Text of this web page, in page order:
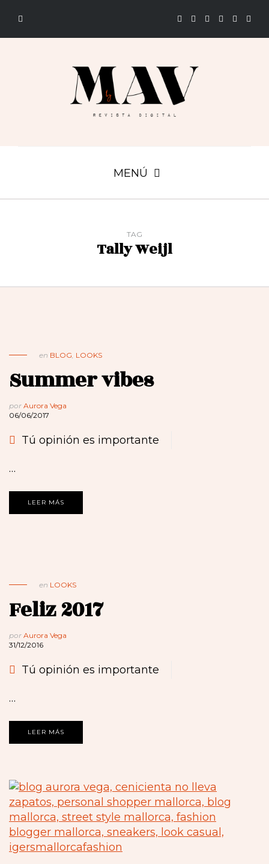
MENÚ
TAG
Tally Weijl
en BLOG, LOOKS
Summer vibes
por Aurora Vega
06/06/2017
Tú opinión es importante
…
LEER MÁS
en LOOKS
Feliz 2017
por Aurora Vega
31/12/2016
Tú opinión es importante
…
LEER MÁS